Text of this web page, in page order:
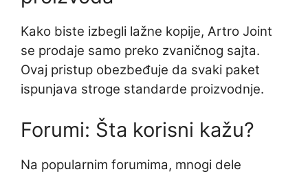
Kako biste izbegli lažne kopije, Artro Joint
se prodaje samo preko zvaničnog sajta.
Ovaj pristup obezbeđuje da svaki paket
ispunjava stroge standarde proizvodnje.
Forumi: Šta korisni kažu?
Na popularnim forumima, mnogi dele